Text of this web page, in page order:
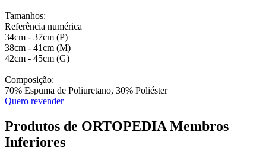
Tamanhos:
Referência numérica
34cm - 37cm (P)
38cm - 41cm (M)
42cm - 45cm (G)
Composição:
70% Espuma de Poliuretano, 30% Poliéster
Quero revender
Produtos de ORTOPEDIA Membros
Inferiores